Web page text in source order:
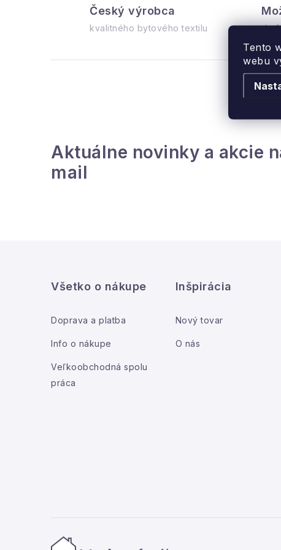
Tento
webu
v
á
d
a
c
e
p
r
Český výrobca
kvalitného bytového textilu do
Aktuálne novinky a akcie
mail
Všetko o nákupe
Doprava a platba
Info o nákupe
Veľkoobchodná spolu
práca
Inšpirácia
Nový tovar
O nás